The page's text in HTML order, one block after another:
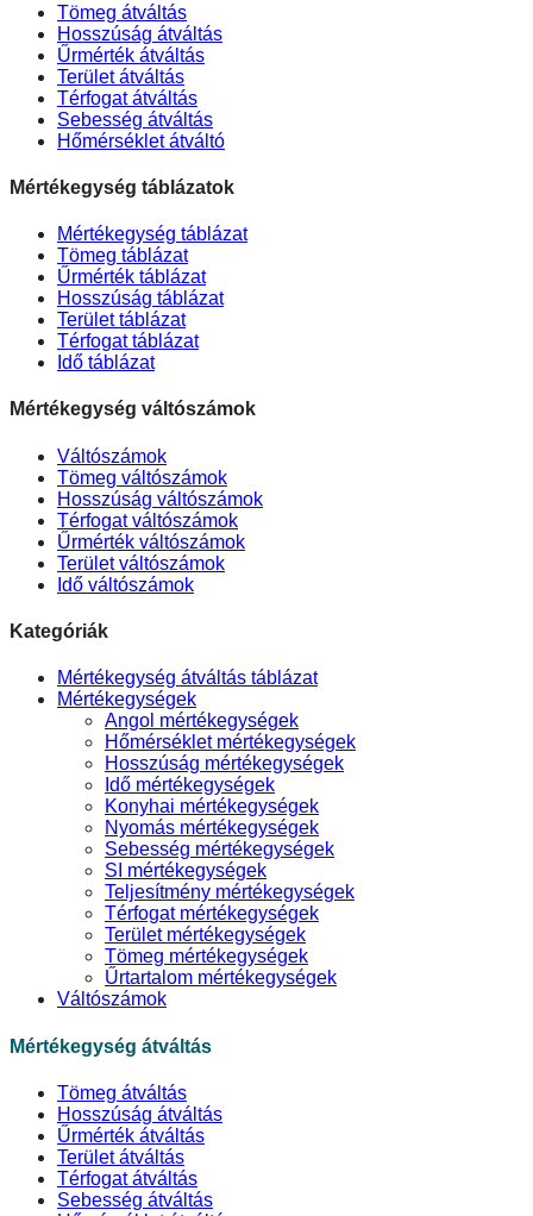
Tömeg átváltás
Hosszúság átváltás
Űrmérték átváltás
Terület átváltás
Térfogat átváltás
Sebesség átváltás
Hőmérséklet átváltó
Mértékegység táblázatok
Mértékegység táblázat
Tömeg táblázat
Űrmérték táblázat
Hosszúság táblázat
Terület táblázat
Térfogat táblázat
Idő táblázat
Mértékegység váltószámok
Váltószámok
Tömeg váltószámok
Hosszúság váltószámok
Térfogat váltószámok
Űrmérték váltószámok
Terület váltószámok
Idő váltószámok
Kategóriák
Mértékegység átváltás táblázat
Mértékegységek
Angol mértékegységek
Hőmérséklet mértékegységek
Hosszúság mértékegységek
Idő mértékegységek
Konyhai mértékegységek
Nyomás mértékegységek
Sebesség mértékegységek
SI mértékegységek
Teljesítmény mértékegységek
Térfogat mértékegységek
Terület mértékegységek
Tömeg mértékegységek
Űrtartalom mértékegységek
Váltószámok
Mértékegység átváltás
Tömeg átváltás
Hosszúság átváltás
Űrmérték átváltás
Terület átváltás
Térfogat átváltás
Sebesség átváltás